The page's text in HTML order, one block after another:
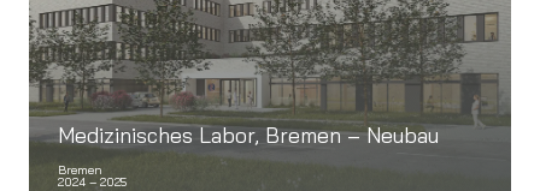
Medizinisches Labor, Bremen – Neubau
Bremen
2024 – 2025